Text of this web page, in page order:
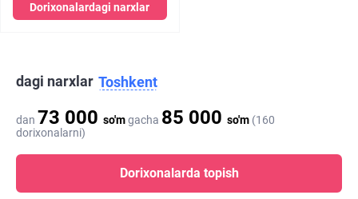
Dorixonalardagi narxlar
dagi narxlar Toshkent
dan 73 000 so'mgacha 85 000 so'm (160
dorixonalarni)
Dorixonalarda topish